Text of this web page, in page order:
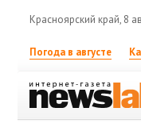
Красноярский край, 8
Погода в августе